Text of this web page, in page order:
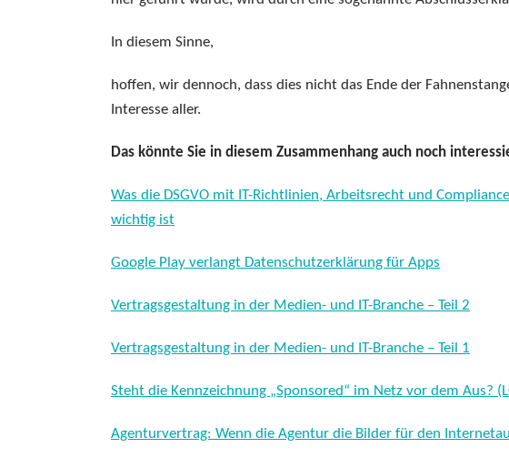
In diesem Sinne,
hoffen, wir dennoch, dass dies nicht das Ende der
Interesse aller.
Das könnte Sie in diesem Zusammenhang auch noch
Was die DSGVO mit IT-Richtlinien, Arbeitsrecht und
wichtig ist
Google Play verlangt Datenschutzerklärung für Apps
Vertragsgestaltung in der Medien- und IT-Branche – Teil 2
Vertragsgestaltung in der Medien- und IT-Branche – Teil 1
Steht die Kennzeichnung „Sponsored“ im Netz vor dem Aus?
Agenturvertrag: Wenn die Agentur die Bilder für den